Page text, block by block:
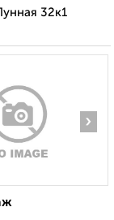
32к1
›